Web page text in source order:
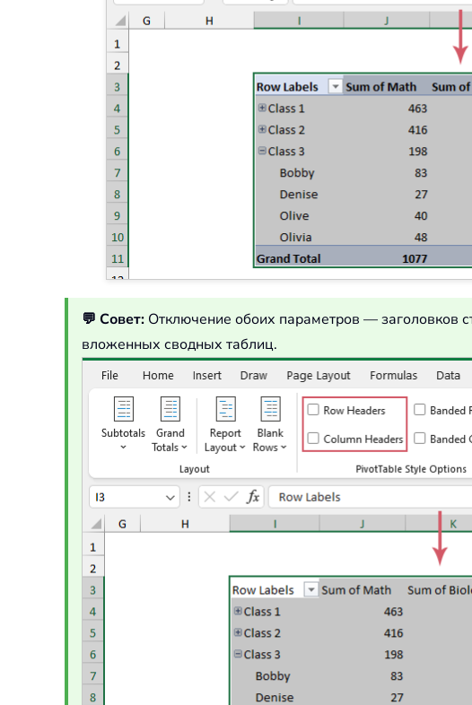
💬 Совет: Отключение обоих параметров — заголовков
вложенных сводных таблиц.